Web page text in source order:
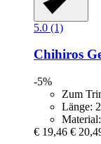
5.0 (1)
Chihiros
-5%
Zum
Länge:
€ 19,46 €